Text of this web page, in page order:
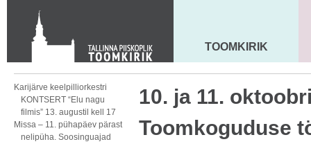
KONTAKT
Toom-Kooli 6, 10130 TALLINN
tallinna.toom@eelk.ee
MAARJA KIRIK
TOOMKIRIK
Karijärve keelpilliorkestri
KONTSERT “Elu nagu
filmis” 13. augustil kell 17
Missa – 11. pühapäev pärast
nelipüha. Soosinguajad
10. ja 11.
Toomkoguduse